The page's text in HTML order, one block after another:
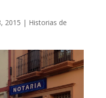
2015 | Historias de